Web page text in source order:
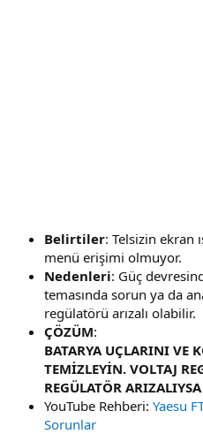
Belirtiler: Telsizin ekran
menü erişimi olmuyor.
Nedenleri: Güç
temasında sorun ya da
regülatörü arızalı olabilir.
ÇÖZÜM:
BATARYA UÇLARINI VE
TEMİZLEYİN. VOLTAJ
REGÜLATÖR
YouTube Rehberi: Yaesu
Sorunlar